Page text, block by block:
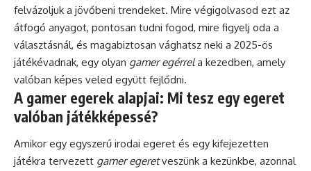
felvázoljuk a jövőbeni trendeket. Mire végigolvasod ezt az
átfogó anyagot, pontosan tudni fogod, mire figyelj oda a
választásnál, és magabiztosan vághatsz neki a 2025-ös
játékévadnak, egy olyan gamer egérrela kezedben, amely
valóban képes veled együtt fejlődni.
A gamer egerek alapjai: Mi tesz egy egeret
valóban játékképessé?
Amikor egy egyszerű irodai egeret és egy kifejezetten
játékra tervezett gamer egeretveszünk a kezünkbe, azonnal